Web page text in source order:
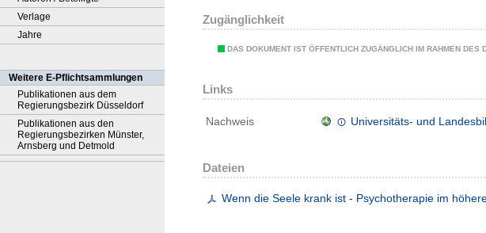
Verlage
Jahre
Weitere E-Pflichtsammlungen
Publikationen aus dem
Regierungsbezirk Düsseldorf
Publikationen aus den
Regierungsbezirken Münster,
Arnsberg und Detmold
Zugänglichkeit
DAS DOKUMENT IST ÖFFENTLICH ZUGÄNGLICH IM RAHMEN DES
Links
Nachweis Universitäts- und
Dateien
Wenn die Seele krank ist - Psychotherapie im